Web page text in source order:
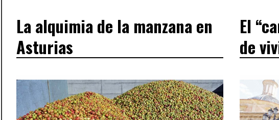
La alquimia de la manzana en
Asturias
El
de